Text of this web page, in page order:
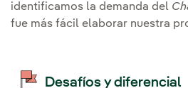
identificamos la demanda del
fue más fácil elaborar nuestra
Desafíos y diferencial